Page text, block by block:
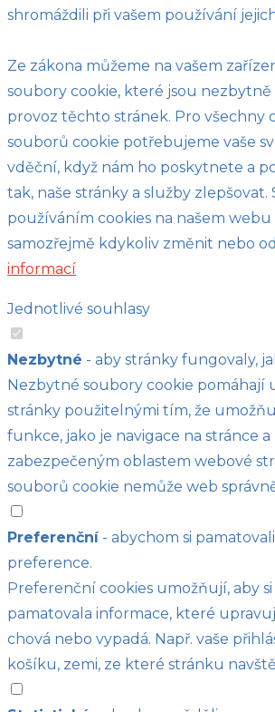
shromáždili při vašem používání
Ze zákona můžeme na vašem
soubory cookie, které jsou
provoz těchto stránek. Pro všechny
souborů cookie potřebujeme vaše
vděční, když nám ho poskytnete a
tak, naše stránky a služby zlepšovat.
používáním cookies na našem
samozřejmě kdykoliv změnit nebo
informací
Jednotlivé souhlasy
Nezbytné - aby stránky fungovaly,
Nezbytné soubory cookie pomáhají
stránky použitelnými tím, že
funkce, jako je navigace na stránce
zabezpečeným oblastem webové
souborů cookie nemůže web
Preferenční- abychom si
preference.
Preferenční cookies umožňují, aby
pamatovala informace, které
chová nebo vypadá. Např. vaše
košíku, zemi, ze které stránku